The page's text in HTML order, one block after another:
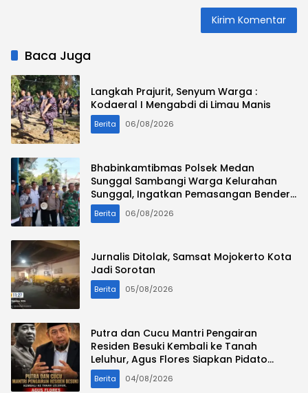
Baca Juga
Langkah Prajurit, Senyum Warga :
Kodaeral I Mengabdi di Limau Manis
Berita 06/08/2026
Bhabinkamtibmas Polsek Medan
Sunggal Sambangi Warga Kelurahan
Sunggal, Ingatkan Pemasangan Bendera
Merah Putih Jelang HUT Kemerdekaan RI
Berita 06/08/2026
Jurnalis Ditolak, Samsat Mojokerto Kota
Jadi Sorotan
Berita 05/08/2026
Putra dan Cucu Mantri Pengairan
Residen Besuki Kembali ke Tanah
Leluhur, Agus Flores Siapkan Pidato
Kebangsaan Bertema ” Polri Cinta
Masyarakat “
Berita 04/08/2026